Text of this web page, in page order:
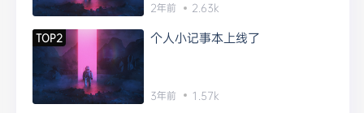
2年前 2.63k
TOP2 个人小记事本上线了
3年前 1.57k